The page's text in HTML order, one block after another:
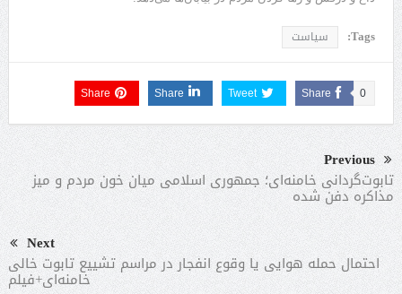
Tags: سیاست
Share 0
Tweet
Share
Share
Previous
تابوت‌گردانی خامنه‌ای؛ جمهوری اسلامی میان خون مردم و میز
مذاکره دفن شده
Next
احتمال حمله هوایی یا وقوع انفجار در مراسم تشییع تابوت خالی
خامنه‌ای+فیلم